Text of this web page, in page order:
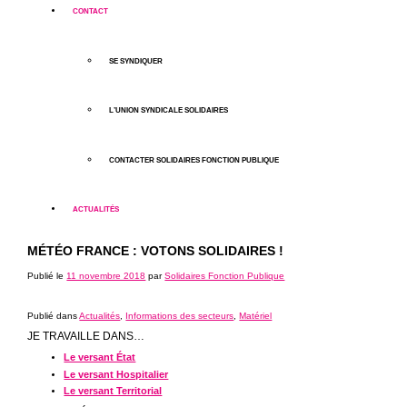
CONTACT
SE SYNDIQUER
L’UNION SYNDICALE SOLIDAIRES
CONTACTER SOLIDAIRES FONCTION PUBLIQUE
ACTUALITÉS
MÉTÉO FRANCE : VOTONS SOLIDAIRES !
Publié le 11 novembre 2018 parSolidaires Fonction Publique
Publié dansActualités, Informations des secteurs,Matériel
JE TRAVAILLE DANS…
Le versant État
Le versant Hospitalier
Le versant Territorial